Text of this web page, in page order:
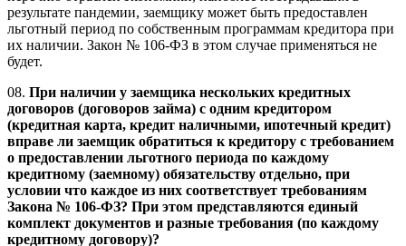
результате пандемии, заемщику может быть предоставлен
льготный период по собственным программам кредитора при
их наличии. Закон № 106-ФЗ в этом случае применяться не
будет.
08. При наличии у заемщика нескольких кредитных
договоров (договоров займа) с одним кредитором
(кредитная карта, кредит наличными, ипотечный кредит)
вправе ли заемщик обратиться к кредитору с требованием
о предоставлении льготного периода по каждому
кредитному (заемному) обязательству отдельно, при
условии что каждое из них соответствует требованиям
Закона № 106-ФЗ? При этом представляются единый
комплект документов и разные требования (по каждому
кредитному договору)?